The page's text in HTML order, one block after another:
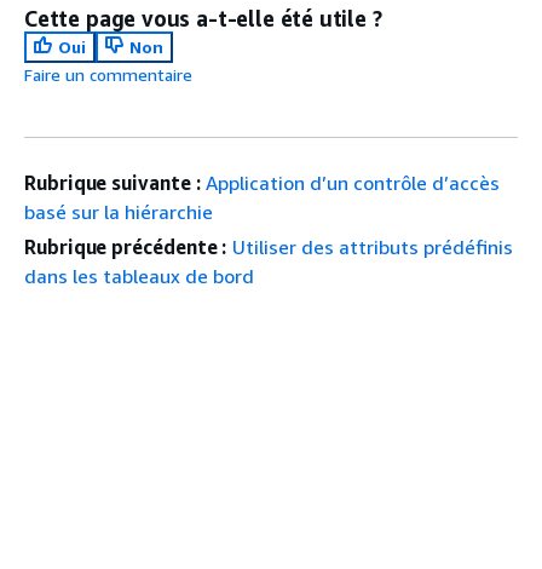
Cette page vous a-t-elle été utile ?
Oui
Non
Faire un commentaire
Rubrique suivante : Application d’un contrôle d’accès
basé sur la hiérarchie
Rubrique précédente : Utiliser des attributs prédéfinis
dans les tableaux de bord